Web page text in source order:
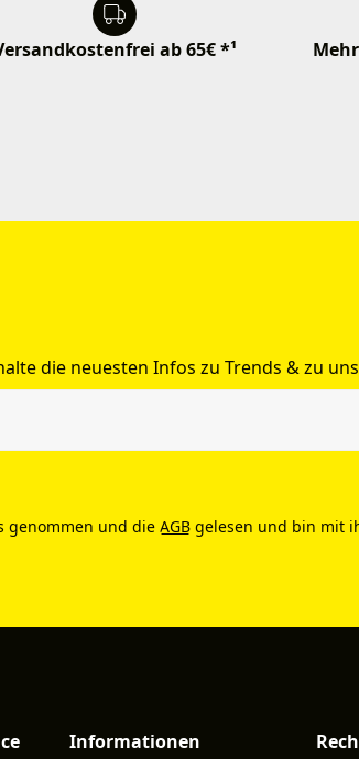
ab 65€ *¹
die neuesten Infos zu Trends & zu
genommen und die AGB gelesen und bin mit
Informationen